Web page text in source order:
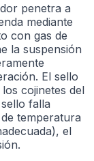
penetra a
mediante
con gas de
la suspensión
El sello
cojinetes del
falla
temperatura
el